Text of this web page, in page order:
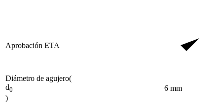
Aprobación ETA
Diámetro de agujero(
d0
)
6 mm